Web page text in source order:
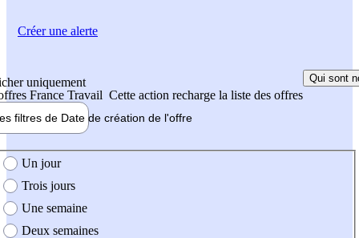
uniquement
France Travail Cette action recharge la liste des offres
Qui sont
filtres de Date de création de l'offre
création de l'offre
Un jour
Trois jours
Une semaine
Deux semaines
Créer une alerte